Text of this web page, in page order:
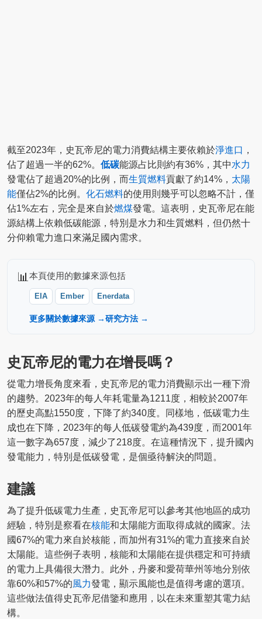
截至2023年，史瓦帝尼的電力消費結構主要依賴於淨進口 ，
佔了超過一半的62%。 低碳能源占比則約有36%，其中水力
發電佔了超過20%的比例，而生質燃料貢獻了約14%， 太陽
能僅佔2%的比例。 化石燃料的使用則幾乎可以忽略不計，僅
佔1%左右，完全是來自於燃煤發電。這表明，史瓦帝尼在能
源結構上依賴低碳能源，特別是水力和生質燃料，但仍然十
分仰賴電力進口來滿足國內需求。
📊 本頁使用的數據來源包括
EIA Ember Enerdata
更多關於數據來源 →研究方法 →
史瓦帝尼的電力在增長嗎？
從電力增長角度來看，史瓦帝尼的電力消費顯示出一種下滑
的趨勢。2023年的每人年耗電量為1211度，相較於2007年
的歷史高點1550度，下降了約340度。同樣地，低碳電力生
成也在下降，2023年的每人低碳發電約為439度，而2001年
這一數字為657度，減少了218度。在這種情況下，提升國內
發電能力，特別是低碳發電，是個亟待解決的問題。
建議
為了提升低碳電力生產，史瓦帝尼可以參考其他地區的成功
經驗，特別是察看在核能和太陽能方面取得成就的國家。法
國67%的電力來自於核能，而加州有31%的電力直接來自於
太陽能。這些例子表明，核能和太陽能在提供穩定和可持續
的電力上具備很大潛力。此外，丹麥和愛荷華州等地分別依
靠60%和57%的風力發電，顯示風能也是值得考慮的選項。
這些做法值得史瓦帝尼借鑒和應用，以在未來重塑其電力結
構。